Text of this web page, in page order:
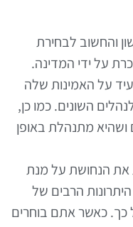
והחשוב לבחירת
על ידי המדינה.
על האמינות שלה
השונים. כמו כן,
ושהיא מתנהלת באופן
את הנחושת על מנת
הרבים של
כך. כאשר אתם בוחרים